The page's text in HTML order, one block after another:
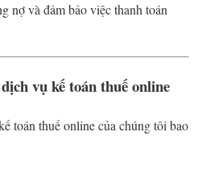
nợ và đảm bảo việc thanh toán
vụ kế toán thuế online
toán thuế online của chúng tôi bao